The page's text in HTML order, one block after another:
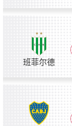
班菲尔德